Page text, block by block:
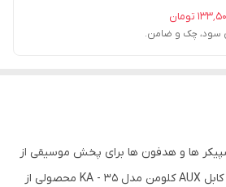
تومان
ها و هدفون ها برای پخش موسیقی از
طریق پورت AUX می باشد. کابل AUX کلومن مدل KA - 35 محصولی از